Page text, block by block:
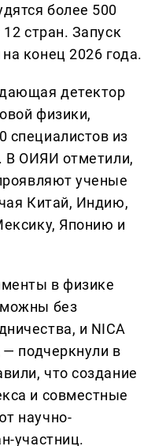
более 500
стран. Запуск
конец 2026 года.
детектор
физики,
специалистов из
В ОИЯИ отметили,
ученые
Китай, Индию,
Японию и
в физике
без
и NICA
— подчеркнули в
что создание
и совместные
научно-
участниц.